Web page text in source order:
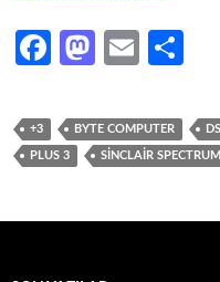
Fa
b
o
k
M
to
d
n
E
ail ar
e
+3 BYTE COMPUTER
PLUS 3 SINCLAIR SPECTRUM